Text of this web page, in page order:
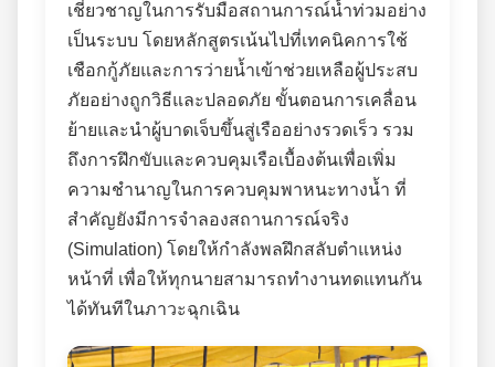
เชี่ยวชาญในการรับมือสถานการณ์น้ำท่วมอย่าง
เป็นระบบ โดยหลักสูตรเน้นไปที่เทคนิคการใช้
เชือกกู้ภัยและการว่ายน้ำเข้าช่วยเหลือผู้ประสบ
ภัยอย่างถูกวิธีและปลอดภัย ขั้นตอนการเคลื่อน
ย้ายและนำผู้บาดเจ็บขึ้นสู่เรืออย่างรวดเร็ว รวม
ถึงการฝึกขับและควบคุมเรือเบื้องต้นเพื่อเพิ่ม
ความชำนาญในการควบคุมพาหนะทางน้ำ ที่
สำคัญยังมีการจำลองสถานการณ์จริง
(Simulation) โดยให้กำลังพลฝึกสลับตำแหน่ง
หน้าที่ เพื่อให้ทุกนายสามารถทำงานทดแทนกัน
ได้ทันทีในภาวะฉุกเฉิน